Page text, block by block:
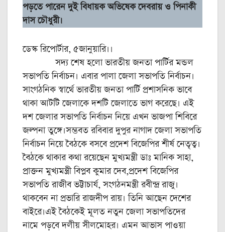
পড়তে পারেন দুই বিধায়ক অভিষেক দেবরায় ও পিনাকী
দাস চৌধুরী।
ডেস্ক রিপোর্টার, ৫জানুয়ারি।।
সদ্য শেষ হলো ভারতীয় জনতা পার্টির মন্ডল
সভাপতি নির্বাচন। এবার পালা জেলা সভাপতি নির্বাচন।
সাংগঠনিক স্বার্থে ভারতীয় জনতা পার্টি প্রশাসনিক ভাবে
থাকা আটটি জেলাকে দশটি জেলাতে ভাগ করেছে। এই
দশ জেলার সভাপতি নির্বাচন নিয়ে এখন ভাজপা শিবিরে
জল্পনা তুঙ্গে।সম্ভবত রবিবার দুপুর নাগাদ জেলা সভাপতি
নির্বাচন নিয়ে বৈঠকে বসবে প্রদেশ বিজেপির শীর্ষ নেতৃত্ব।
বৈঠকে থাকার কথা রয়েছেন মুখ্যমন্ত্রী ডাঃ মানিক সাহা,
প্রাক্তন মুখ্যমন্ত্রী বিপ্লব কুমার দেব,প্রদেশ বিজেপির
সভাপতি রাজীব ভট্টাচার্য, সংগঠনমন্ত্রী রবীন্দ্র রাজু।
থাকবেন না প্রভারি রাজদীপ রায়। তিনি আছেন দেশের
বাইরে।এই বৈঠকেই মূলত নতুন জেলা সভাপতিদের
নামে পড়বে দলীয় সীলমোহর। এমন আভাস পাওয়া